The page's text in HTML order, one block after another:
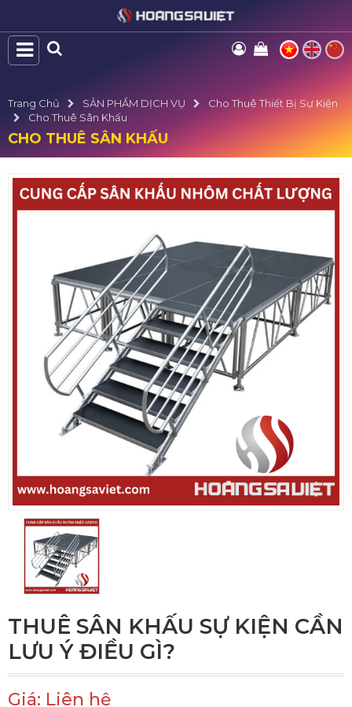
Trang Chủ SẢN PHẨM DỊCH VỤ
Cho Thuê Thiết Bị Sự Kiện
Cho Thuê Sân Khấu
CHO THUÊ SÂN KHẤU
THUÊ SÂN KHẤU SỰ KIỆN CẦN
LƯU Ý ĐIỀU GÌ?
Giá: Liên hệ